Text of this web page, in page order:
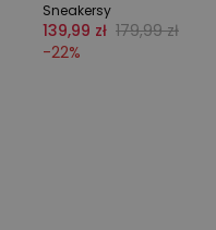
Sneakersy
139,99 zł 179,99 zł
-22%